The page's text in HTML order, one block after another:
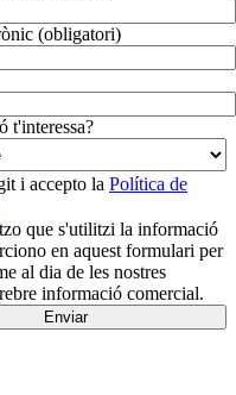
(obligatori)
t'interessa?
i accepto la Política de
que s'utilitzi la informació
en aquest formulari per
al dia de les nostres
informació comercial.